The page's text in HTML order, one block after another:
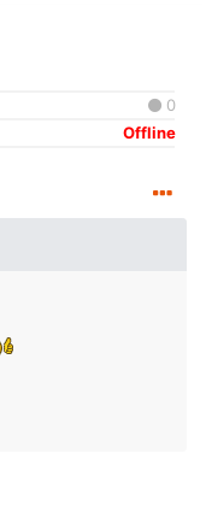
0
Offline